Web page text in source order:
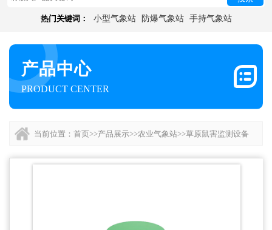
热门关键词： 小型气象站 防爆气象站 手持气象站
产品中心
PRODUCT CENTER
当前位置： 首页>>产品展示>>农业气象站>>草原鼠害监测设备